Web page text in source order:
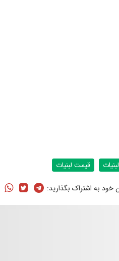
لبنیات قیمت لبنیات
خود به اشتراک بگذارید: